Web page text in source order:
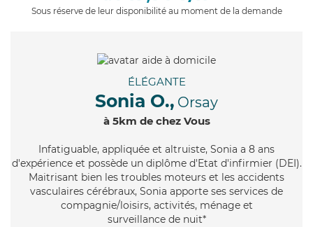
Sous réserve de leur disponibilité au moment de la demande
ÉLÉGANTE
Sonia O., Orsay
à 5km de chez Vous
Infatiguable, appliquée et altruiste, Sonia a 8 ans
d'expérience et possède un diplôme d'Etat d'infirmier (DEI).
Maitrisant bien les troubles moteurs et les accidents
vasculaires cérébraux, Sonia apporte ses services de
compagnie/loisirs, activités, ménage et
surveillance de nuit*